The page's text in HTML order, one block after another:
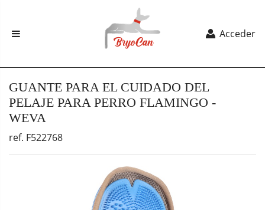
Acceder
GUANTE PARA EL CUIDADO DEL
PELAJE PARA PERRO FLAMINGO -
WEVA
ref. F522768